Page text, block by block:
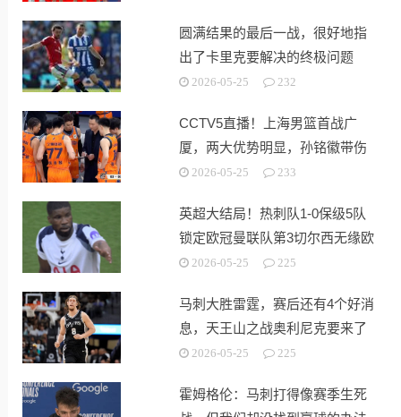
圆满结果的最后一战，很好地指
出了卡里克要解决的终极问题
2026-05-25 232
CCTV5直播！上海男篮首战广
厦，两大优势明显，孙铭徽带伤
出战！
2026-05-25 233
英超大结局！热刺队1-0保级5队
锁定欧冠曼联队第3切尔西无缘欧
战2026-05-25 225
马刺大胜雷霆，赛后还有4个好消
息，天王山之战奥利尼克要来了
2026-05-25 225
霍姆格伦：马刺打得像赛季生死